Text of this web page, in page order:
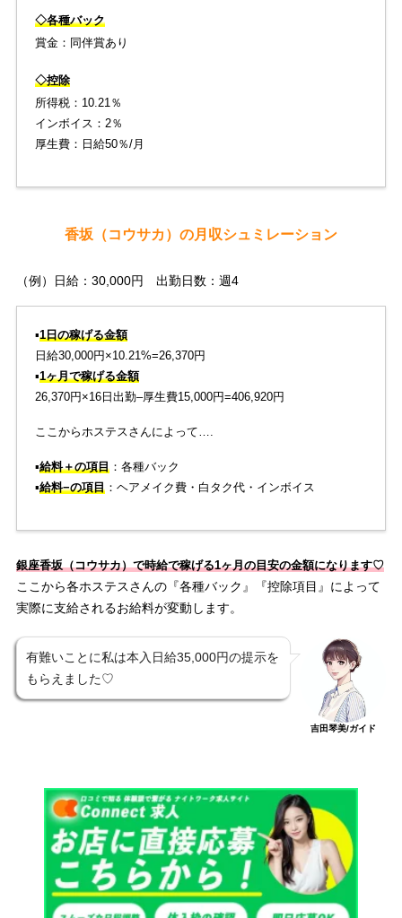
◇各種バック
賞金：同伴賞あり
◇控除
所得税：10.21％
インボイス：2％
厚生費：日給50％/月
香坂（コウサカ）の月収シュミレーション
（例）日給：30,000円 出勤日数：週4
▪️1日の稼げる金額
日給30,000円×10.21%=26,370円
▪️1ヶ月で稼げる金額
26,370円×16日出勤–厚生費15,000円=406,920円
ここからホステスさんによって….
▪️給料＋の項目：各種バック
▪️給料−の項目：ヘアメイク費・白タク代・インボイス
銀座香坂（コウサカ）で時給で稼げる1ヶ月の目安の金額になります♡
ここから各ホステスさんの『各種バック』『控除項目』によって
実際に支給されるお給料が変動します。
有難いことに私は本入日給35,000円の提示を
もらえました♡
吉田琴美/ガイド